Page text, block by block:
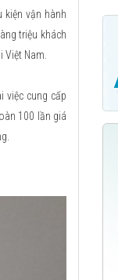
vận hành
triệu khách
Nam.
việc cung cấp
100 lần giá